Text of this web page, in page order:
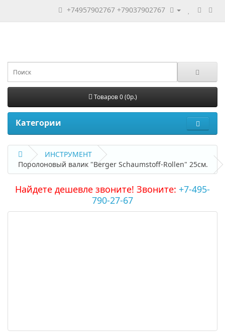
+74957902767 +79037902767
Товаров 0 (0р.)
Категории
ИНСТРУМЕНТ
Поролоновый валик "Berger Schaumstoff-Rollen" 25см.
Найдете дешевле звоните! Звоните: +7-495-
790-27-67